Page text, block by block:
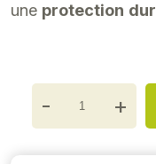
une protection
- +